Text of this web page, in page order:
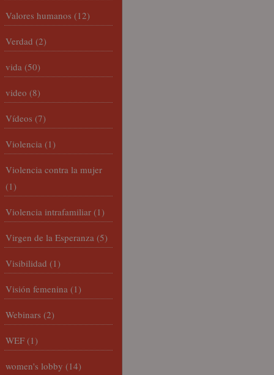
Valores humanos (12)
Verdad (2)
vida (50)
video (8)
Vídeos (7)
Violencia (1)
Violencia contra la mujer
(1)
Violencia intrafamiliar (1)
Virgen de la Esperanza (5)
Visibilidad (1)
Visión femenina (1)
Webinars (2)
WEF (1)
women's lobby (14)